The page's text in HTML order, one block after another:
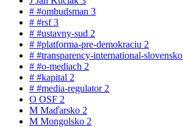
# #ombudsman 3
# #rsf3
# #ustavny-sud 2
# #platforma-pre-demokraciu 2
# #transparency-international-slovensko
# #o-mediach 2
# #kapital 2
# #media-regulator 2
O OSF 2
M Maďarsko 2
M Mongolsko 2